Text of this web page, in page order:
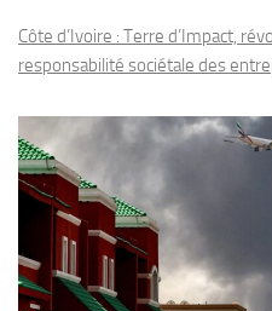
Côte d’Ivoire : Terre d’Impact,
responsabilité sociétale des